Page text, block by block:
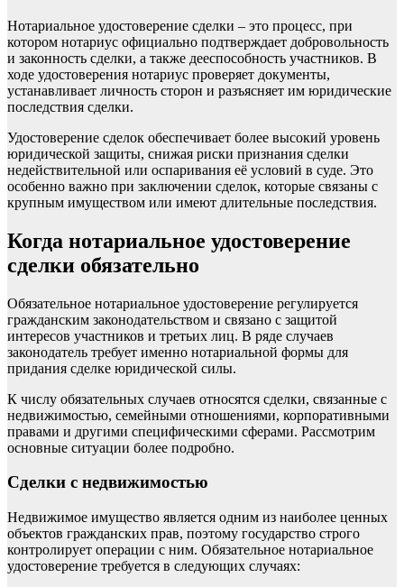
Нотариальное удостоверение сделки – это процесс, при
котором нотариус официально подтверждает добровольность
и законность сделки, а также дееспособность участников. В
ходе удостоверения нотариус проверяет документы,
устанавливает личность сторон и разъясняет им юридические
последствия сделки.
Удостоверение сделок обеспечивает более высокий уровень
юридической защиты, снижая риски признания сделки
недействительной или оспаривания её условий в суде. Это
особенно важно при заключении сделок, которые связаны с
крупным имуществом или имеют длительные последствия.
Когда нотариальное удостоверение
сделки обязательно
Обязательное нотариальное удостоверение регулируется
гражданским законодательством и связано с защитой
интересов участников и третьих лиц. В ряде случаев
законодатель требует именно нотариальной формы для
придания сделке юридической силы.
К числу обязательных случаев относятся сделки, связанные с
недвижимостью, семейными отношениями, корпоративными
правами и другими специфическими сферами. Рассмотрим
основные ситуации более подробно.
Сделки с недвижимостью
Недвижимое имущество является одним из наиболее ценных
объектов гражданских прав, поэтому государство строго
контролирует операции с ним. Обязательное нотариальное
удостоверение требуется в следующих случаях: